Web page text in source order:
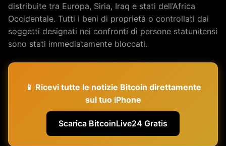
distribuite tra Europa, Siria, Iraq e stati dell’Africa
Occidentale. Tutti i beni di proprietà o controllati dai
soggetti designati nei confronti di persone statunitensi
sono stati immediatamente bloccati.
📱 Ricevi tutte le notizie Bitcoin direttamente
sul tuo iPhone
Scarica BitcoinLive24 Gratis